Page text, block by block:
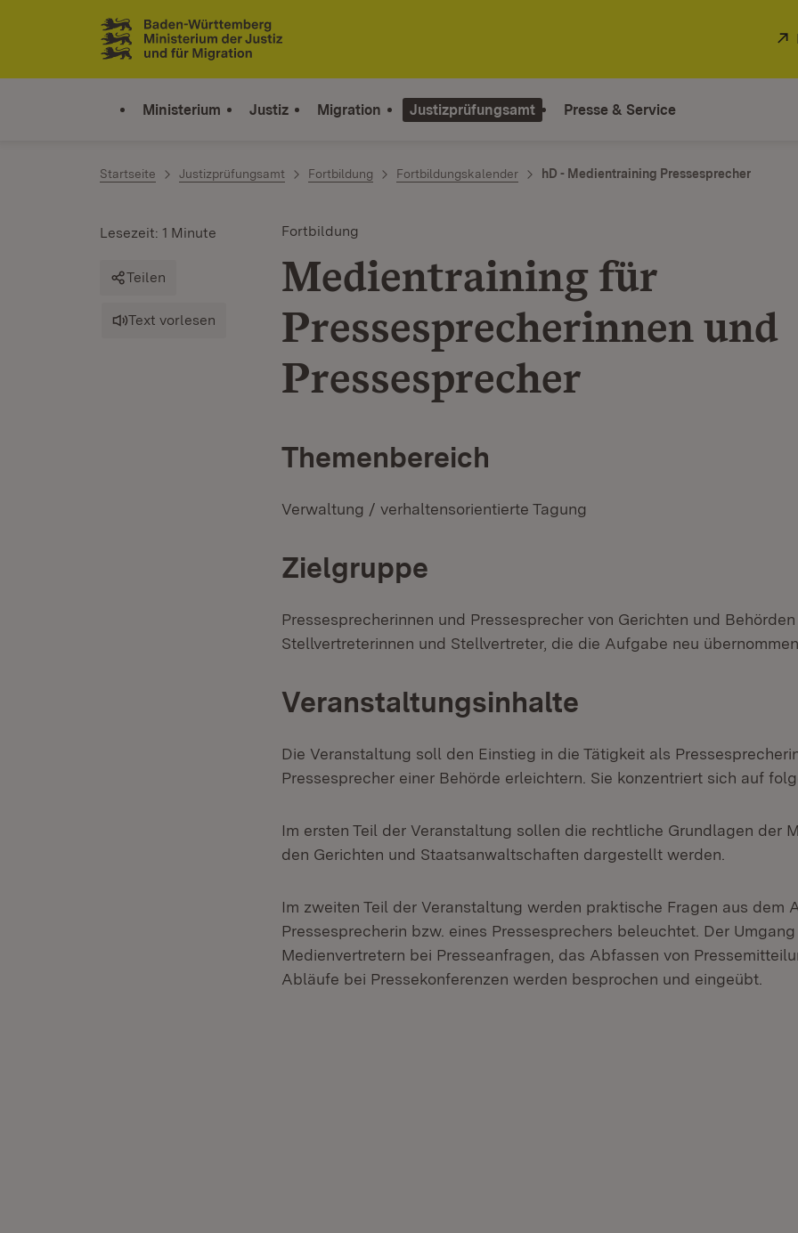
Zum Inhalt springen
Link zur Startseite
Ministerium Justiz Migration Justizprüfungsamt Presse & Service
Startseite Justizprüfungsamt Fortbildung Fortbildungskalender hD - Medientraining Pressesprecher
Fortbildung
Medientraining für
Pressesprecherinnen und
Pressesprecher
Lesezeit: 1 Minute
Teilen
Text vorlesen
Themenbereich
Verwaltung / verhaltensorientierte Tagung
Zielgruppe
Pressesprecherinnen und Pressesprecher von Gerichten und
Stellvertreterinnen und Stellvertreter, die die Aufgabe neu
Veranstaltungsinhalte
Die Veranstaltung soll den Einstieg in die Tätigkeit als
Pressesprecher einer Behörde erleichtern. Sie konzentriert sich auf
Im ersten Teil der Veranstaltung sollen die rechtliche Grundlagen der
den Gerichten und Staatsanwaltschaften dargestellt werden.
Im zweiten Teil der Veranstaltung werden praktische Fragen aus dem
Pressesprecherin bzw. eines Pressesprechers beleuchtet. Der
Medienvertretern bei Presseanfragen, das Abfassen von
Abläufe bei Pressekonferenzen werden besprochen und eingeübt.